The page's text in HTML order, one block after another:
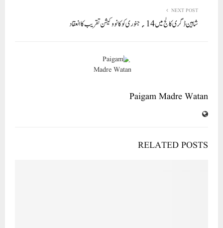
NEXT POST
شاہین ڈگری کالج میں 14؍جنوری کو کانووکیشن تقریب کا انعقاد
Paigam Madre Watan
RELATED POSTS